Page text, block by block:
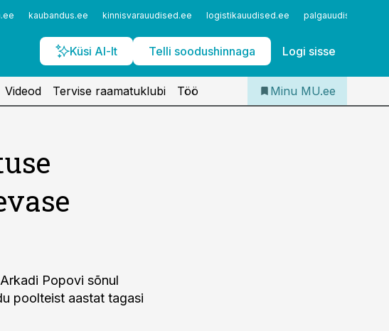
kaubandus.ee kinnisvarauudised.ee logistikauudised.ee palgauudised.ee
Küsi AI-lt Telli soodushinnaga Logi sisse
Iseteenindus
Telli Meditsiiniuudised
Videod Tervise raamatuklubi Töö Minu MU.ee
Popovi sõnul
poolteist aastat tagasi